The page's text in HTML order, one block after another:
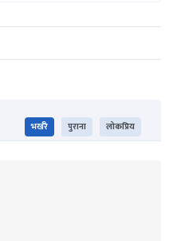
भर्खरै पुराना लोकप्रिय